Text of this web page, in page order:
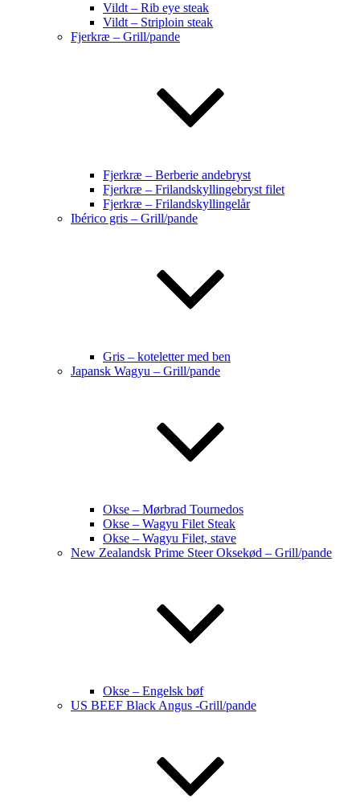
Vildt – Rib eye steak
Vildt – Striploin steak
Fjerkræ – Grill/pande
Fjerkræ – Berberie andebryst
Fjerkræ – Frilandskyllingebryst filet
Fjerkræ – Frilandskyllingelår
Ibérico gris – Grill/pande
Gris – koteletter med ben
Japansk Wagyu – Grill/pande
Okse – Mørbrad Tournedos
Okse – Wagyu Filet Steak
Okse – Wagyu Filet, stave
New Zealandsk Prime Steer Oksekød – Grill/pande
Okse – Engelsk bøf
US BEEF Black Angus -Grill/pande